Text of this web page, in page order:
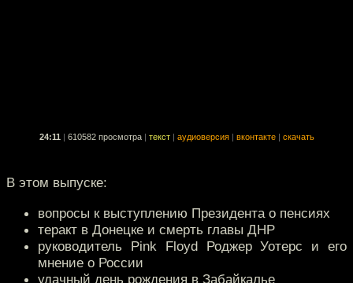
24:11 610582 просмотра текст аудиоверсия вконтакте скачать
В этом выпуске:
вопросы к выступлению Президента о пенсиях
теракт в Донецке и смерть главы ДНР
руководитель Pink Floyd Роджер Уотерс и его
мнение о России
удачный день рождения в Забайкалье